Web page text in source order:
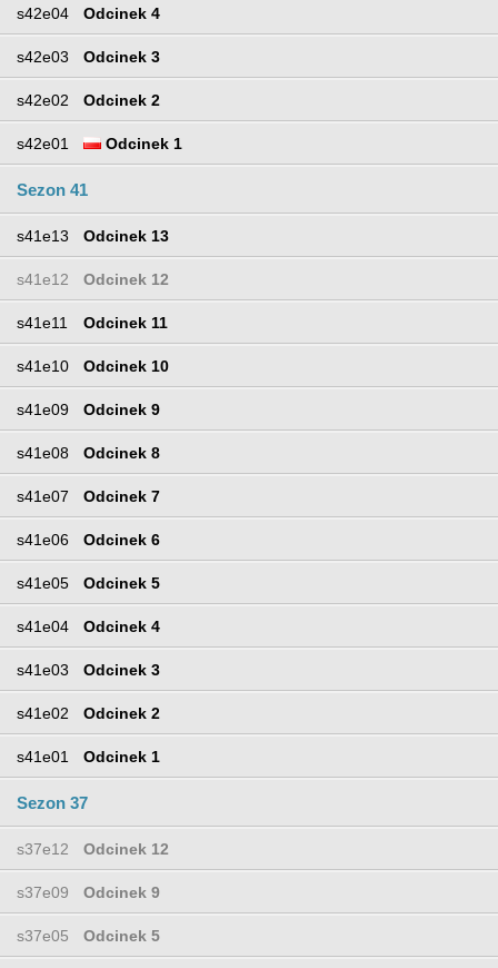
s42e04 Odcinek 4
s42e03 Odcinek 3
s42e02 Odcinek 2
s42e01 Odcinek 1
Sezon 41
s41e13 Odcinek 13
s41e12 Odcinek 12
s41e11 Odcinek 11
s41e10 Odcinek 10
s41e09 Odcinek 9
s41e08 Odcinek 8
s41e07 Odcinek 7
s41e06 Odcinek 6
s41e05 Odcinek 5
s41e04 Odcinek 4
s41e03 Odcinek 3
s41e02 Odcinek 2
s41e01 Odcinek 1
Sezon 37
s37e12 Odcinek 12
s37e09 Odcinek 9
s37e05 Odcinek 5